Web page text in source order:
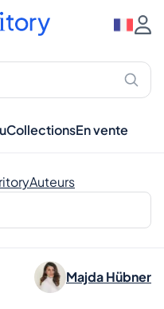
CollectionsEn vente
Auteurs
Majda Hübner